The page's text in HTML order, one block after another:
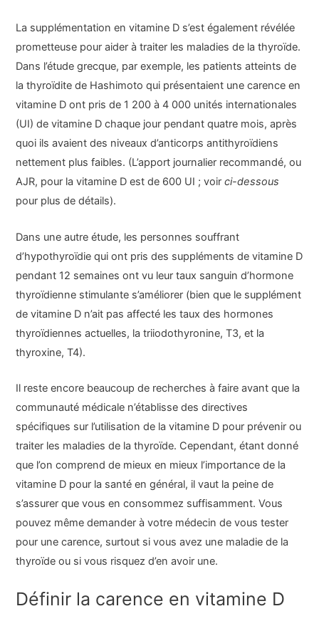
La supplémentation en vitamine D s’est également révélée
prometteuse pour aider à traiter les maladies de la thyroïde.
Dans l’étude grecque, par exemple, les patients atteints de
la thyroïdite de Hashimoto qui présentaient une carence en
vitamine D ont pris de 1 200 à 4 000 unités internationales
(UI) de vitamine D chaque jour pendant quatre mois, après
quoi ils avaient des niveaux d’anticorps antithyroïdiens
nettement plus faibles. (L’apport journalier recommandé, ou
AJR, pour la vitamine D est de 600 UI ; voirci-dessous
pour plus de détails).
Dans une autre étude, les personnes souffrant
d’hypothyroïdie qui ont pris des suppléments de vitamine D
pendant 12 semaines ont vu leur taux sanguin d’hormone
thyroïdienne stimulante s’améliorer (bien que le supplément
de vitamine D n’ait pas affecté les taux des hormones
thyroïdiennes actuelles, la triiodothyronine, T3, et la
thyroxine, T4).
Il reste encore beaucoup de recherches à faire avant que la
communauté médicale n’établisse des directives
spécifiques sur l’utilisation de la vitamine D pour prévenir ou
traiter les maladies de la thyroïde. Cependant, étant donné
que l’on comprend de mieux en mieux l’importance de la
vitamine D pour la santé en général, il vaut la peine de
s’assurer que vous en consommez suffisamment. Vous
pouvez même demander à votre médecin de vous tester
pour une carence, surtout si vous avez une maladie de la
thyroïde ou si vous risquez d’en avoir une.
Définir la carence en vitamine D